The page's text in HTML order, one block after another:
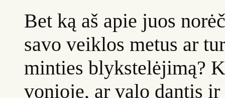
Bet ką aš apie juos
savo veiklos metus ar
minties blykstelėjimą?
vonioje, ar valo dantis